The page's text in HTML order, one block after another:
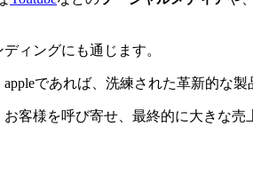
ィングにも通じます。
であれば、洗練された革新的な製
客様を呼び寄せ、最終的に大きな売